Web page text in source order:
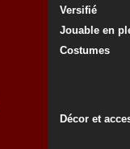
Versifié
Jouable en
Costumes
Décor et